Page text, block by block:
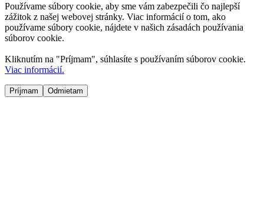
Používame súbory cookie, aby sme vám zabezpečili čo najlepší
zážitok z našej webovej stránky. Viac informácií o tom, ako
používame súbory cookie, nájdete v našich zásadách používania
súborov cookie.
Kliknutím na "Príjmam", súhlasíte s používaním súborov cookie.
Viac informácií.
Príjmam Odmietam